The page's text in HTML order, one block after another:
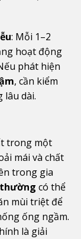
: Mỗi 1–2
hoạt động
phát hiện
, cần kiểm
lâu dài.
trong một
mái và chất
trong gia
có thể
mùi triệt để
ống ngầm.
là giải